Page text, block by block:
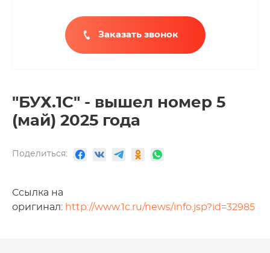
Заказать звонок
"БУХ.1С" - вышел номер 5
(май) 2025 года
Поделиться:
Ссылка на
оригинал: http://www.1c.ru/news/info.jsp?id=32985